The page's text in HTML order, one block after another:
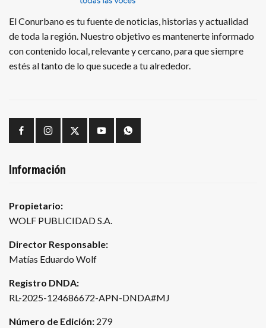
El Conurbano es tu fuente de noticias, historias y actualidad
de toda la región. Nuestro objetivo es mantenerte informado
con contenido local, relevante y cercano, para que siempre
estés al tanto de lo que sucede a tu alrededor.
Información
Propietario:
WOLF PUBLICIDAD S.A.
Director Responsable:
Matías Eduardo Wolf
Registro DNDA:
RL-2025-124686672-APN-DNDA#MJ
Número de Edición: 279